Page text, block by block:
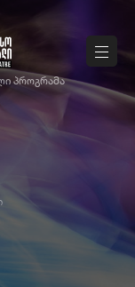
პროგრამა